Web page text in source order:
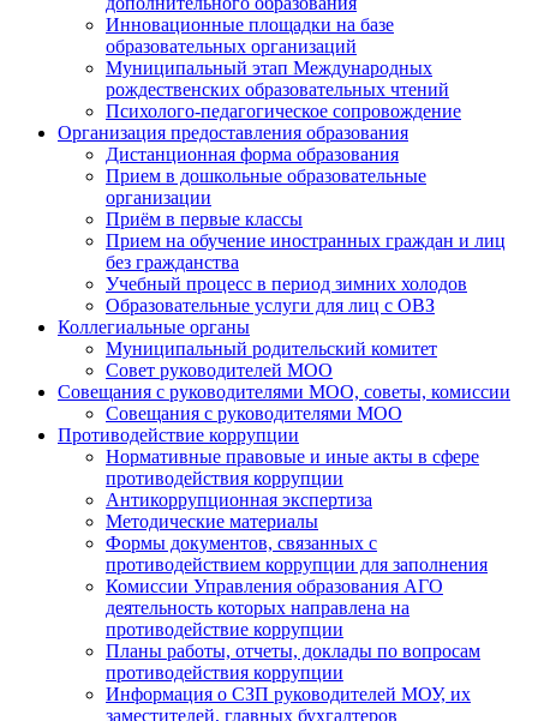
Инновационные площадки на базе
образовательных организаций
Муниципальный этап Международных
рождественских образовательных чтений
Психолого-педагогическое сопровождение
Организация предоставления образования
Дистанционная форма образования
Прием в дошкольные образовательные
организации
Приём в первые классы
Прием на обучение иностранных граждан и лиц
без гражданства
Учебный процесс в период зимних холодов
Образовательные услуги для лиц с ОВЗ
Коллегиальные органы
Муниципальный родительский комитет
Совет руководителей МОО
Совещания с руководителями МОО, советы, комиссии
Совещания с руководителями МОО
Противодействие коррупции
Нормативные правовые и иные акты в сфере
противодействия коррупции
Антикоррупционная экспертиза
Методические материалы
Формы документов, связанных с
противодействием коррупции для заполнения
Комиссии Управления образования АГО
деятельность которых направлена на
противодействие коррупции
Планы работы, отчеты, доклады по вопросам
противодействия коррупции
Информация о СЗП руководителей МОУ, их
заместителей, главных бухгалтеров